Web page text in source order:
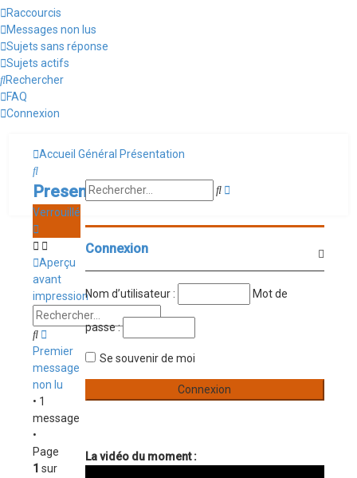
Raccourcis
Messages non lus
Sujets sans réponse
Sujets actifs
Rechercher
FAQ
Connexion
Accueil Général Présentation
Rechercher
Presentation
Verrouillé
Aperçu
avant
impression
Rechercher
Recherche
avancée
Premier
message
non lu
• 1
message
•
Page
1 sur
Rechercher
Recherche
Connexion
Nom d’utilisateur : Mot de
passe :
Se souvenir de moi
La vidéo du moment :